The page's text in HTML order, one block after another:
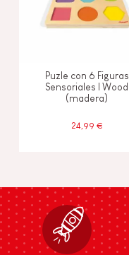
Puzle con 6 Figuras
Sensoriales I Wood
(madera)
24,99 €